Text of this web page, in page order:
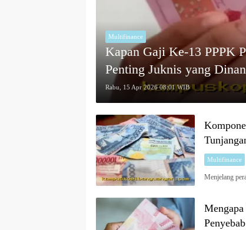
Multifinance
Kapan Gaji Ke-13 PPPK
Penting Juknis yang
Rabu, 15 Apr 2026 08:01 WIB
Multifinance
Menjelang